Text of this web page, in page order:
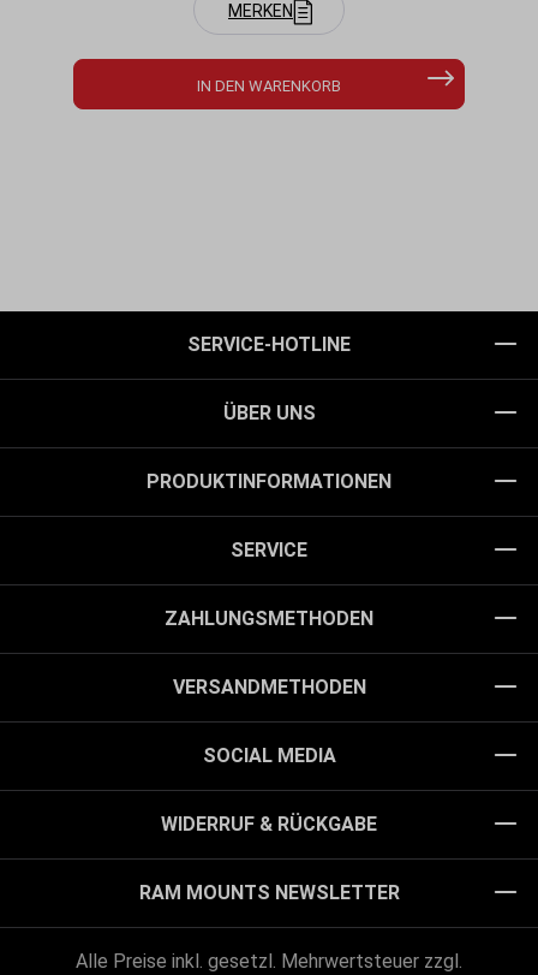
MERKEN
IN DEN WARENKORB
SERVICE-HOTLINE
ÜBER UNS
PRODUKTINFORMATIONEN
SERVICE
ZAHLUNGSMETHODEN
VERSANDMETHODEN
SOCIAL MEDIA
WIDERRUF & RÜCKGABE
RAM MOUNTS NEWSLETTER
Alle Preise inkl. gesetzl. Mehrwertsteuer zzgl.